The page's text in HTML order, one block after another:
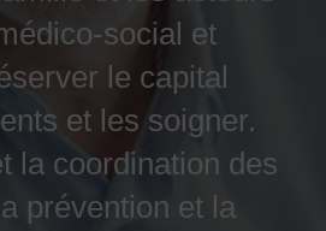
social et
le capital
et les soigner.
la coordination des
prévention et la